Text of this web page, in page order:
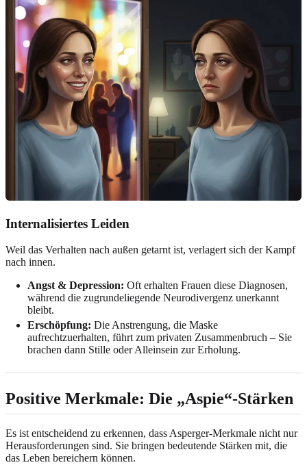
Internalisiertes Leiden
Weil das Verhalten nach außen getarnt ist, verlagert sich der Kampf
nach innen.
Angst & Depression: Oft erhalten Frauen diese Diagnosen,
während die zugrundeliegende Neurodivergenz unerkannt
bleibt.
Erschöpfung: Die Anstrengung, die Maske
aufrechtzuerhalten, führt zum privaten Zusammenbruch – Sie
brachen dann Stille oder Alleinsein zur Erholung.
Positive Merkmale: Die „Aspie“-Stärken
Es ist entscheidend zu erkennen, dass Asperger-Merkmale nicht nur
Herausforderungen sind. Sie bringen bedeutende Stärken mit, die
das Leben bereichern können.